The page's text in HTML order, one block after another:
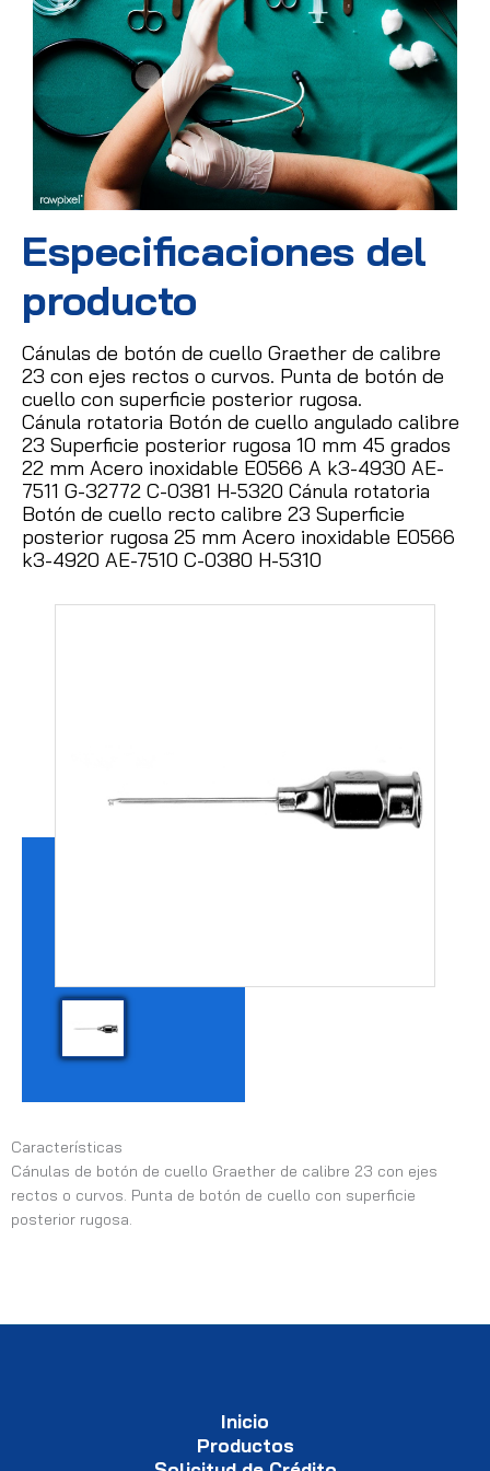
Especificaciones del
producto
Cánulas de botón de cuello Graether de calibre
23 con ejes rectos o curvos. Punta de botón de
cuello con superficie posterior rugosa.
Cánula rotatoria Botón de cuello angulado calibre
23 Superficie posterior rugosa 10 mm 45 grados
22 mm Acero inoxidable E0566 A k3-4930 AE-
7511 G-32772 C-0381 H-5320 Cánula rotatoria
Botón de cuello recto calibre 23 Superficie
posterior rugosa 25 mm Acero inoxidable E0566
k3-4920 AE-7510 C-0380 H-5310
Características
Cánulas de botón de cuello Graether de calibre 23 con ejes
rectos o curvos. Punta de botón de cuello con superficie
posterior rugosa.
Inicio
Productos